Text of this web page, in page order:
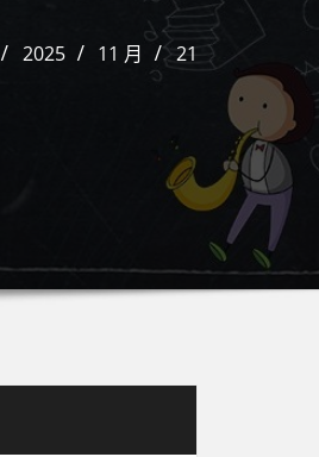
2025 11 月 21